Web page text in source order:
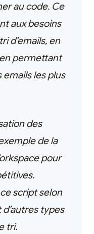
au code. Ce
aux besoins
d’emails, en
permettant
les plus
des
de la
pour
script selon
types
tri.